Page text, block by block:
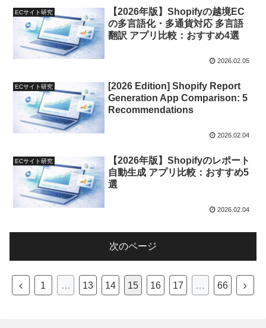
ECサイト研究
【2026年版】Shopifyの越境EC
の多言語化・多通貨対応 多言語
翻訳 アプリ比較：おすすめ4選
2026.02.05
ECサイト研究
[2026 Edition] Shopify Report
Generation App Comparison: 5
Recommendations
2026.02.04
ECサイト研究
【2026年版】Shopifyのレポート
自動生成 アプリ比較：おすすめ5
選
2026.02.04
次のページ
前
1 … 13 14 15 16 17 … 66
次